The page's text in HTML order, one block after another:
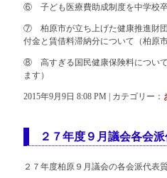
⑥ 子ども医療費助成制度を中学校
⑦ 柏原市が立ち上げた健康推進財
付金と賃借料滞納分について（柏原
⑧ 高すぎる国民健康保険料について
ます）
2015年9月9日 8:08 PM | カテゴリー：
２７年度９月議会各会
２７年度柏原９月議会の各会派代表